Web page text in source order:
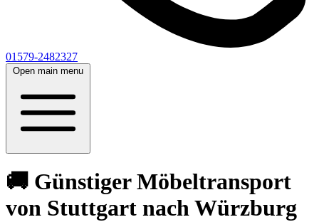
01579-2482327
Open main menu
🚚 Günstiger Möbeltransport
von Stuttgart nach Würzburg